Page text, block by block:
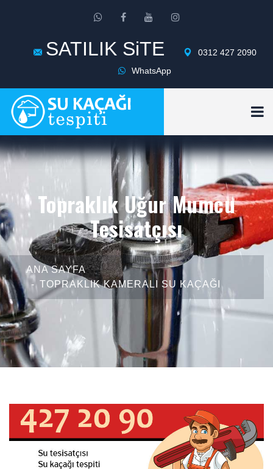
SATILIK SiTE
0312 427 2090
WhatsApp
Topraklık Uğur Mumcu
Tesisatçısı
ANA SAYFA
TOPRAKLIK KAMERALI SU KAÇAĞI